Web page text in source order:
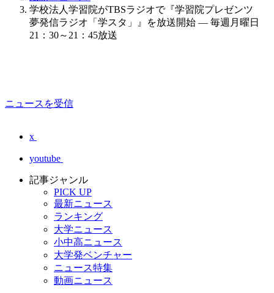
学校法人学習院がTBSラジオで『学習院プレゼンツ
夢発信ラジオ「学スタ」』を放送開始 — 毎週月曜日
21：30～21：45放送
ニュースを受信
x
youtube
記事ジャンル
PICK UP
最新ニュース
ランキング
大学ニュース
小中高ニュース
大学発ベンチャー
ニュース特集
動画ニュース